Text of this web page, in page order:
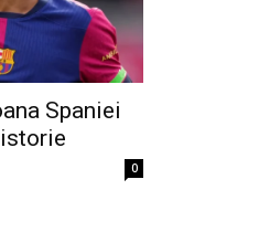
Spaniei
0